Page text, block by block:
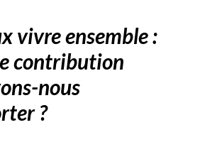
vivre ensemble :
contribution
nous
?